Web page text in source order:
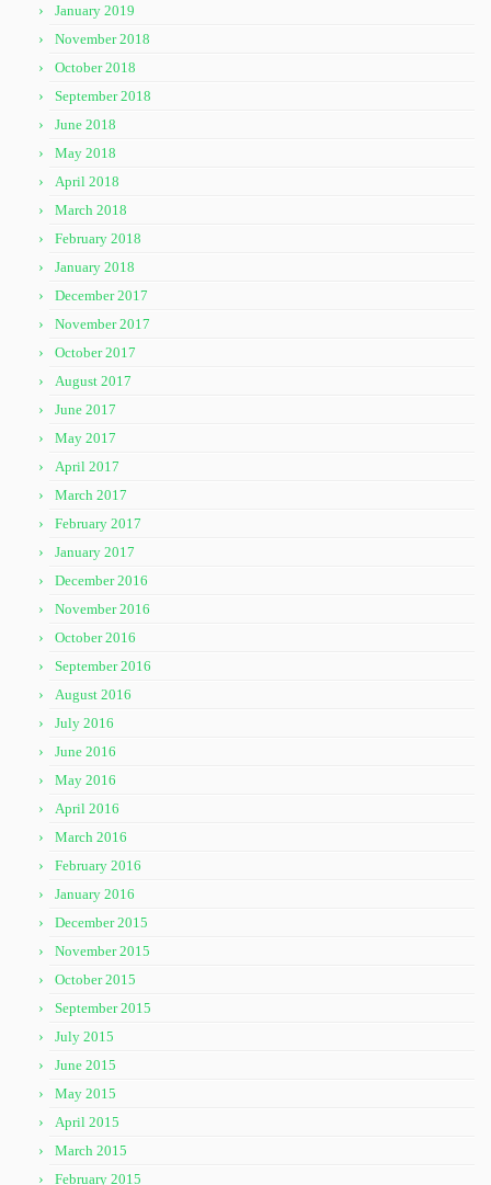
January 2019
November 2018
October 2018
September 2018
June 2018
May 2018
April 2018
March 2018
February 2018
January 2018
December 2017
November 2017
October 2017
August 2017
June 2017
May 2017
April 2017
March 2017
February 2017
January 2017
December 2016
November 2016
October 2016
September 2016
August 2016
July 2016
June 2016
May 2016
April 2016
March 2016
February 2016
January 2016
December 2015
November 2015
October 2015
September 2015
July 2015
June 2015
May 2015
April 2015
March 2015
February 2015